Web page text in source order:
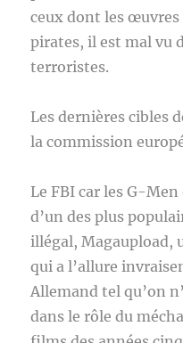
ceux dont les
pirates, il est mal vu
terroristes.
Les dernières cibles
la commission
Le FBI car les G-
d’un des plus
illégal, Magaupload,
qui a l’allure
Allemand tel qu’on
dans le rôle du